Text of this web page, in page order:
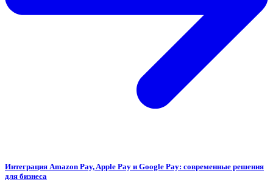
Интеграция Amazon Pay, Apple Pay и Google Pay: современные решения
для бизнеса